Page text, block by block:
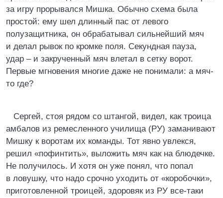
за игру прорывался Мишка. Обычно схема была
простой: ему шел длинный пас от левого
полузащитника, он обрабатывал сильнейший мяч
и делал рывок по кромке поля. Секундная пауза,
удар – и закрученный мяч влетал в сетку ворот.
Первые мгновения многие даже не понимали: а мяч-
то где?
Сергей, стоя рядом со штангой, видел, как троица
амбалов из ремесленного училища (РУ) заманивают
Мишку к воротам их команды. Тот явно увлекся,
решил «пофинтить», выложить мяч как на блюдечке.
Не получилось. И хотя он уже понял, что попал
в ловушку, что надо срочно уходить от «коробочки»,
приготовленной троицей, здоровяк из РУ все-таки